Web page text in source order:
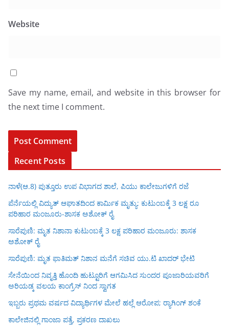
Website
Save my name, email, and website in this browser for
the next time I comment.
Recent Posts
ನಾಳೆ(ಆ.8) ಪುತ್ತೂರು ಉಪ ವಿಭಾಗದ ಶಾಲೆ, ಪಿಯು ಕಾಲೇಜುಗಳಿಗೆ ರಜೆ
ಪೆರ್ನೆಯಲ್ಲಿ ವಿದ್ಯುತ್ ಆಘಾತದಿಂದ ಕಾರ್ಮಿಕ ಮೃತ್ಯು: ಕುಟುಂಬಕ್ಕೆ 3 ಲಕ್ಷ ರೂ
ಪರಿಹಾರ ಮಂಜೂರು-ಶಾಸಕ ಅಶೋಕ್ ರೈ
ಸಾರೆಪುಣಿ: ಮೃತ ನಿಶಾನಾ ಕುಟುಂಬಕ್ಕೆ 3 ಲಕ್ಷ ಪರಿಹಾರ ಮಂಜೂರು: ಶಾಸಕ
ಅಶೋಕ್ ರೈ
ಸಾರೆಪುಣಿ: ಮೃತ ಫಾತಿಮತ್ ನಿಶಾನ ಮನೆಗೆ ಸಚಿವ ಯು.ಟಿ ಖಾದರ್ ಭೇಟಿ
ಸೇನೆಯಿಂದ ನಿವೃತ್ತಿ ಹೊಂದಿ ಹುಟ್ಟೂರಿಗೆ ಆಗಮಿಸಿದ ಸುಂದರ ಪೂಜಾರಿಯವರಿಗೆ
ಅರಿಯಡ್ಕ ವಲಯ ಕಾಂಗ್ರೆಸ್ ನಿಂದ ಸ್ವಾಗತ
ಇಬ್ಬರು ಪ್ರಥಮ ವರ್ಷದ ವಿದ್ಯಾರ್ಥಿಗಳ ಮೇಲೆ ಹಲ್ಲೆ ಆರೋಪ; ರ‍್ಯಾಗಿಂಗ್ ಶಂಕೆ
ಕಾಲೇಜಿನಲ್ಲಿ ಗಾಂಜಾ ಪತ್ತೆ, ಪ್ರಕರಣ ದಾಖಲು